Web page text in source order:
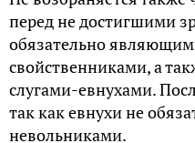
перед не достигшими
обязательно
свойственниками, а
слугами-евнухами.
так как евнухи не
невольниками.